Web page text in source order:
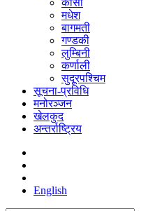
कोसी
मधेश
बागमती
गण्डकी
लुम्बिनी
कर्णाली
सुदूरपश्चिम
सूचना-प्रविधि
मनोरञ्जन
खेलकुद
अन्तर्राष्ट्रिय
English